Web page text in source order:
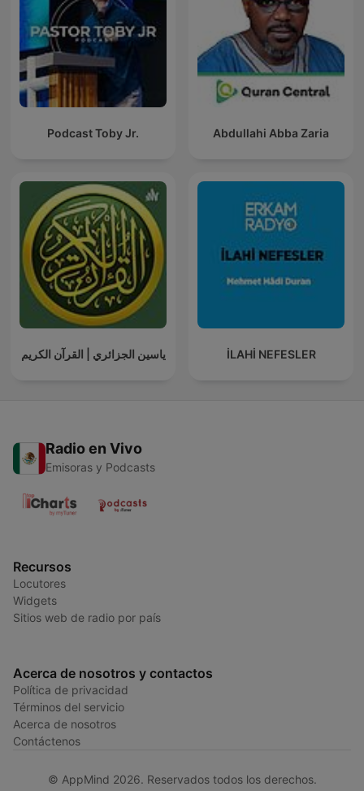
Podcast Toby Jr. Abdullahi Abba Zaria
ياسين الجزائري | القرآن الكريم İLAHİ NEFESLER
Radio en Vivo
Emisoras y Podcasts
Recursos
Locutores
Widgets
Sitios web de radio por país
Acerca de nosotros y contactos
Política de privacidad
Términos del servicio
Acerca de nosotros
Contáctenos
© AppMind 2026. Reservados todos los derechos.